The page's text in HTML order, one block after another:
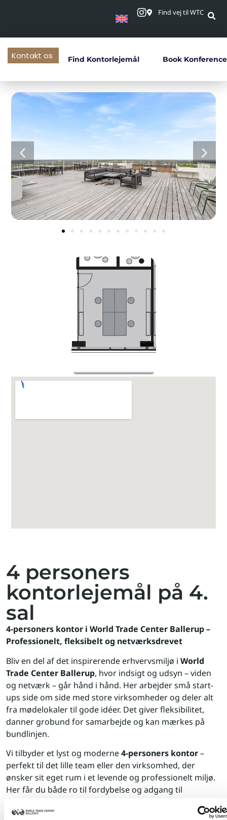
Find vej til WTC
Find Kontorlejemål Book Konference
Kontakt os
4 personers
kontorlejemål på 4.
sal
4-personers kontor i World Trade Center Ballerup –
Professionelt, fleksibelt og netværksdrevet
Bliv en del af det inspirerende erhvervsmiljø i World
Trade Center Ballerup, hvor indsigt og udsyn – viden
og netværk – går hånd i hånd. Her arbejder små start-
ups side om side med store virksomheder og deler alt
fra mødelokaler til gode idéer. Det giver fleksibilitet,
danner grobund for samarbejde og kan mærkes på
bundlinjen.
Vi tilbyder et lyst og moderne4-personers kontor–
perfekt til det lille team eller den virksomhed, der
ønsker sit eget rum i et levende og professionelt miljø.
Her får du både ro til fordybelse og adgang til
inspiration.